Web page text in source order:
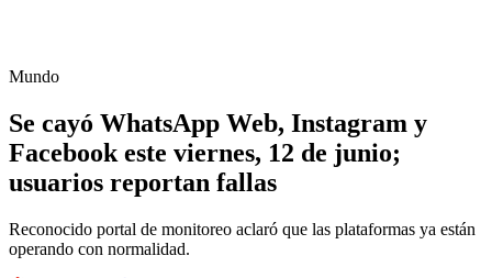
Mundo
Se cayó WhatsApp Web, Instagram y
Facebook este viernes, 12 de junio;
usuarios reportan fallas
Reconocido portal de monitoreo aclaró que las plataformas ya están
operando con normalidad.